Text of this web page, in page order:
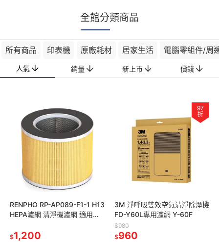
全館分類商品
所有商品 印表機 原廠耗材 居家生活 電腦零組件/周
人氣 銷量 新上市 價錢
RENPHO RP-AP089-F1-1 H13
HEPA濾網 清淨機濾網 適用
$1,200
97
折
3M 淨呼吸雙效空氣清淨除溼機
FD-Y60L專用濾網 Y-60F
$980
$960